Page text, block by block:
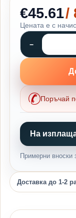
€45.61/
Цената е с
Поръчай
На
Примерни вноски
Доставка до 1-2